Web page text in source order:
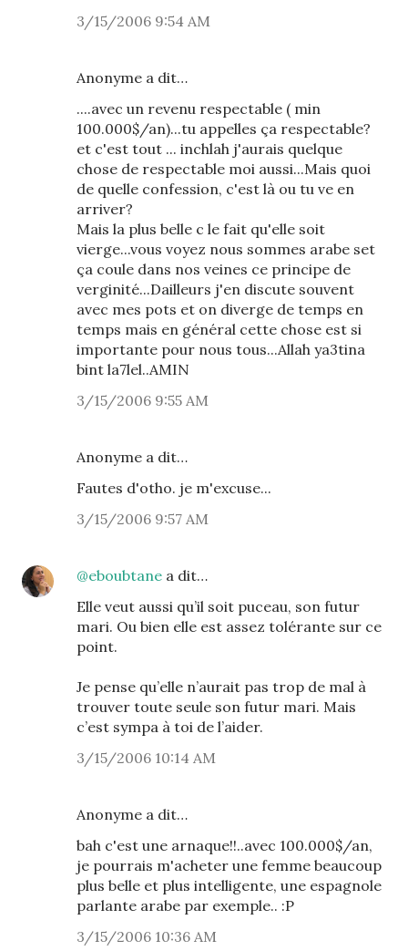
3/15/2006 9:54 AM
Anonyme a dit…
....avec un revenu respectable ( min
100.000$/an)...tu appelles ça respectable?
et c'est tout ... inchlah j'aurais quelque
chose de respectable moi aussi...Mais quoi
de quelle confession, c'est là ou tu ve en
arriver?
Mais la plus belle c le fait qu'elle soit
vierge...vous voyez nous sommes arabe set
ça coule dans nos veines ce principe de
verginité...Dailleurs j'en discute souvent
avec mes pots et on diverge de temps en
temps mais en général cette chose est si
importante pour nous tous...Allah ya3tina
bint la7lel..AMIN
3/15/2006 9:55 AM
Anonyme a dit…
Fautes d'otho. je m'excuse...
3/15/2006 9:57 AM
@eboubtane a dit…
Elle veut aussi qu’il soit puceau, son futur
mari. Ou bien elle est assez tolérante sur ce
point.
Je pense qu’elle n’aurait pas trop de mal à
trouver toute seule son futur mari. Mais
c’est sympa à toi de l’aider.
3/15/2006 10:14 AM
Anonyme a dit…
bah c'est une arnaque!!..avec 100.000$/an,
je pourrais m'acheter une femme beaucoup
plus belle et plus intelligente, une espagnole
parlante arabe par exemple.. :P
3/15/2006 10:36 AM